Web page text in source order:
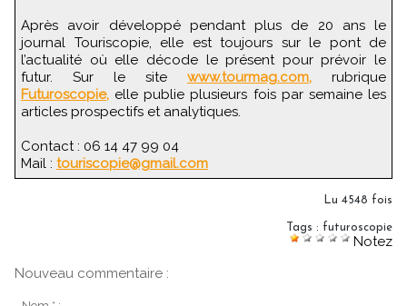
Après avoir développé pendant plus de 20 ans le
journal Touriscopie, elle est toujours sur le pont de
l’actualité où elle décode le présent pour prévoir le
futur. Sur le site www.tourmag.com, rubrique
Futuroscopie, elle publie plusieurs fois par semaine les
articles prospectifs et analytiques.
Contact : 06 14 47 99 04
Mail : touriscopie@gmail.com
Lu 4548 fois
Tags : futuroscopie
Notez
Nouveau commentaire :